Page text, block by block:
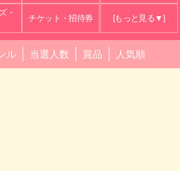
・
チケット・招待券 [もっと見る▼]
ル 当選人数 賞品 人気順